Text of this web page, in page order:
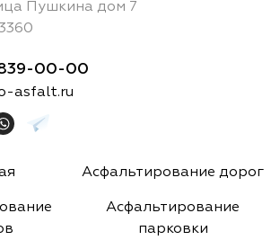
Пушкина дом 7
00-00
asfalt.ru
Асфальтирование дорог
Асфальтирование
парковки